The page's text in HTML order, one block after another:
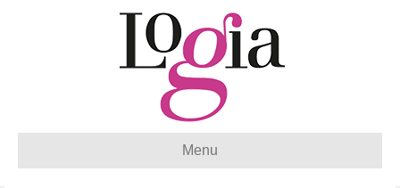
Menu